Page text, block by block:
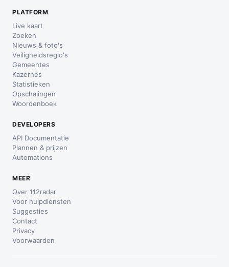
PLATFORM
Live kaart
Zoeken
Nieuws & foto's
Veiligheidsregio's
Gemeentes
Kazernes
Statistieken
Opschalingen
Woordenboek
DEVELOPERS
API Documentatie
Plannen & prijzen
Automations
MEER
Over 112radar
Voor hulpdiensten
Suggesties
Contact
Privacy
Voorwaarden